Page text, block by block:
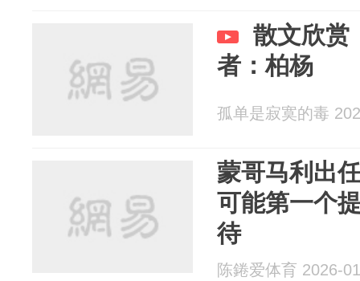
散文欣赏
者：柏杨
孤单是寂寞的毒
蒙哥马利出
可能第一个
待
陈錈爱体育 2026-